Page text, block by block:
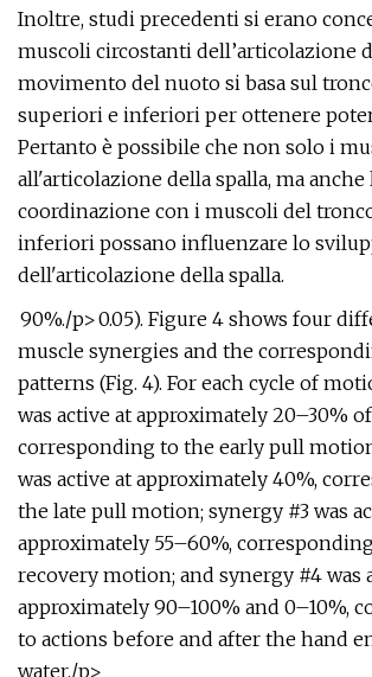
Inoltre, studi precedenti si erano
muscoli circostanti dell’articolazione
movimento del nuoto si basa sul
superiori e inferiori per ottenere
Pertanto è possibile che non solo i
all'articolazione della spalla, ma anche
coordinazione con i muscoli del
inferiori possano influenzare lo
dell'articolazione della spalla.
90%./p>0.05). Figure 4 shows four
muscle synergies and the
patterns (Fig. 4). For each cycle of
was active at approximately 20–30%
corresponding to the early pull
was active at approximately 40%,
the late pull motion; synergy #3 was
approximately 55–60%,
recovery motion; and synergy #4 was
approximately 90–100% and 0–10%,
to actions before and after the hand
water./p>